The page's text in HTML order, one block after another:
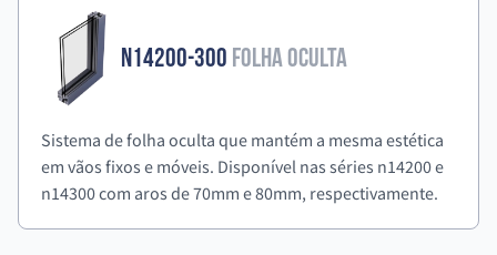
N14200-300 Folha Oculta
Sistema de folha oculta que mantém a mesma estética
em vãos fixos e móveis. Disponível nas séries n14200 e
n14300 com aros de 70mm e 80mm, respectivamente.